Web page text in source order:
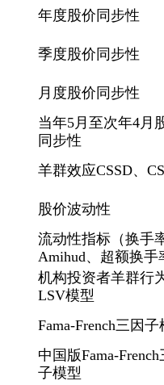
年度股价同步性
季度股价同步性
月度股价同步性
当年5月至次年4月
同步性
羊群效应CSSD、
股价波动性
流动性指标（换手
Amihud、超额换手
机构投资者羊群行
LSV模型
Fama-French三因子
中国版Fama-French
子模型